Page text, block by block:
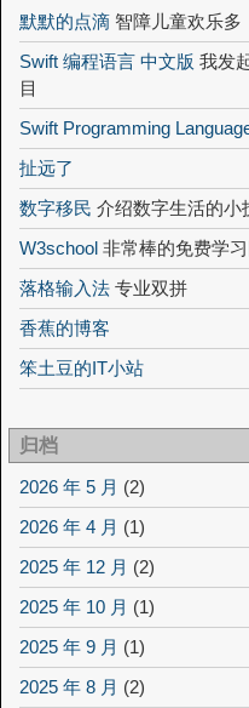
默默的点滴 智障儿童欢乐多
Swift 编程语言 中文版 我发
目
Swift Programming
扯远了
数字移民 介绍数字生活的小
W3school 非常棒的免费学
落格输入法 专业双拼
香蕉的博客
笨土豆的IT小站
归档
2026 年 5 月 (2)
2026 年 4 月 (1)
2025 年 12 月 (2)
2025 年 10 月 (1)
2025 年 9 月 (1)
2025 年 8 月 (2)